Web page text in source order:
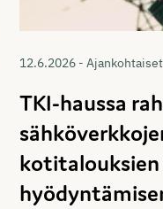
12.6.2026 - Ajankohtaiset
TKI-haussa